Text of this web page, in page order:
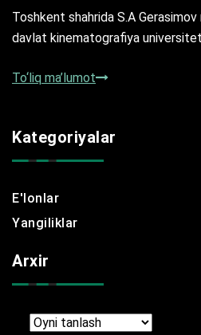
Toshkent shahrida S.A
davlat kinematografiya
To‘liq ma’lumot
Kategoriyalar
E'lonlar
Yangiliklar
Arxir
Arxir